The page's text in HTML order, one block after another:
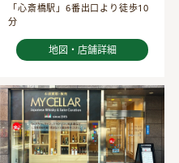
「心斎橋駅」6番出口より徒歩10
分
地図・店舗詳細